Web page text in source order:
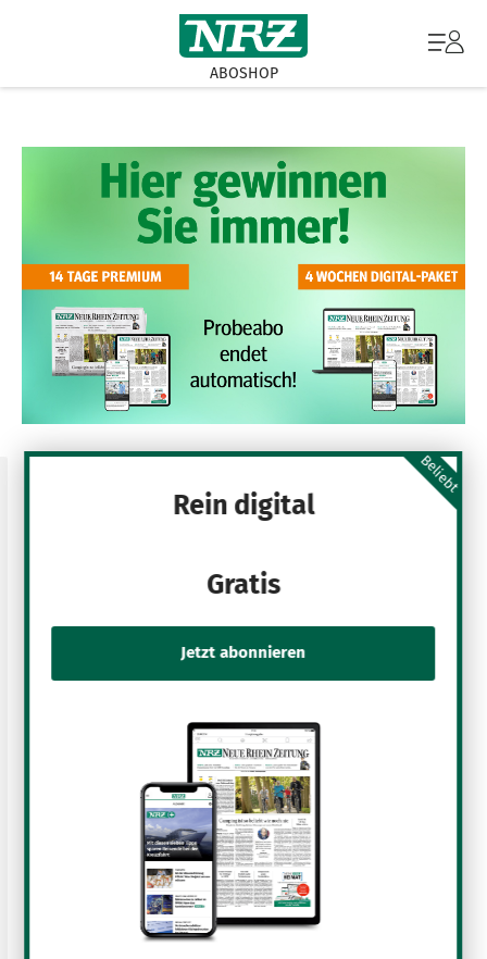
ABOSHOP
Beliebt
Rein digital
Gratis